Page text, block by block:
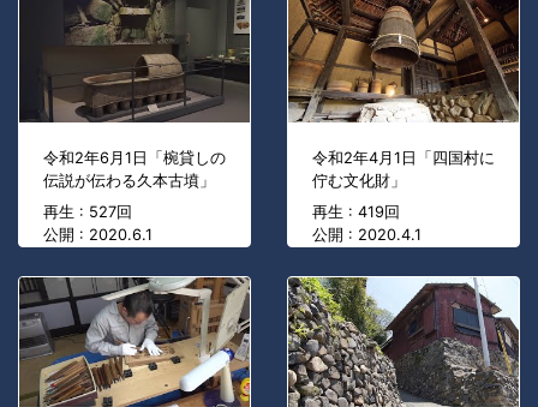
令和2年6月1日「椀貸しの
伝説が伝わる久本古墳」
再生 : 527回
公開 : 2020.6.1
令和2年4月1日「四国村に
佇む文化財」
再生 : 419回
公開 : 2020.4.1